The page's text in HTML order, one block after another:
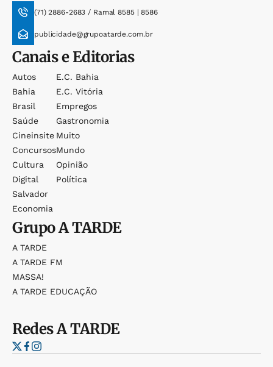
(71) 2886-2683 / Ramal 8585 | 8586
publicidade@grupoatarde.com.br
Canais e Editorias
Autos
Bahia
Brasil
Saúde
Cineinsite
Concursos
Cultura
Digital
Salvador
Economia
E.c. Bahia
E.c. Vitória
Empregos
Gastronomia
Muito
Mundo
Opinião
Política
GrupoA TARDE
A TARDE
A TARDE FM
MASSA!
A TARDE EDUCAÇÃO
RedesA TARDE